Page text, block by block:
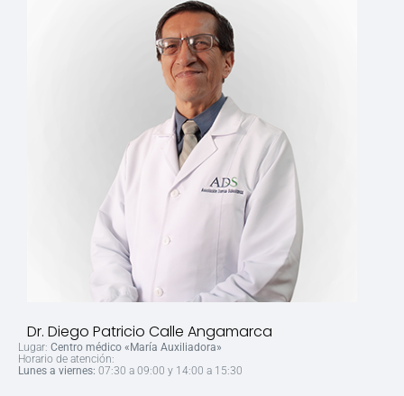
Dr. Diego Patricio Calle Angamarca
Lugar: Centro médico «María Auxiliadora»
Horario de atención:
Lunes a viernes: 07:30 a 09:00 y 14:00 a 15:30